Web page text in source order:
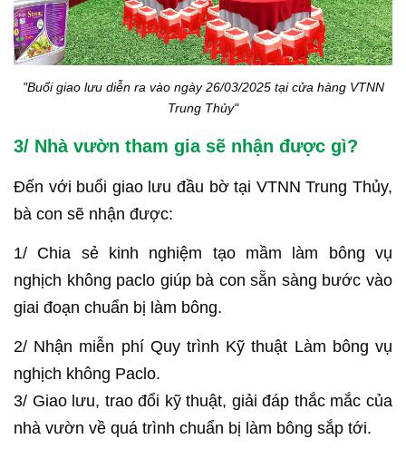
"Buổi giao lưu diễn ra vào ngày 26/03/2025 tại cửa hàng VTNN
Trung Thủy"
3/ Nhà vườn tham gia sẽ nhận được gì?
Đến với buổi giao lưu đầu bờ tại VTNN Trung Thủy,
bà con sẽ nhận được:
1/ Chia sẻ kinh nghiệm tạo mầm làm bông vụ
nghịch không paclo giúp bà con sẵn sàng bước vào
giai đoạn chuẩn bị làm bông.
2/ Nhận miễn phí Quy trình Kỹ thuật Làm bông vụ
nghịch không Paclo.
3/ Giao lưu, trao đổi kỹ thuật, giải đáp thắc mắc của
nhà vườn về quá trình chuẩn bị làm bông sắp tới.